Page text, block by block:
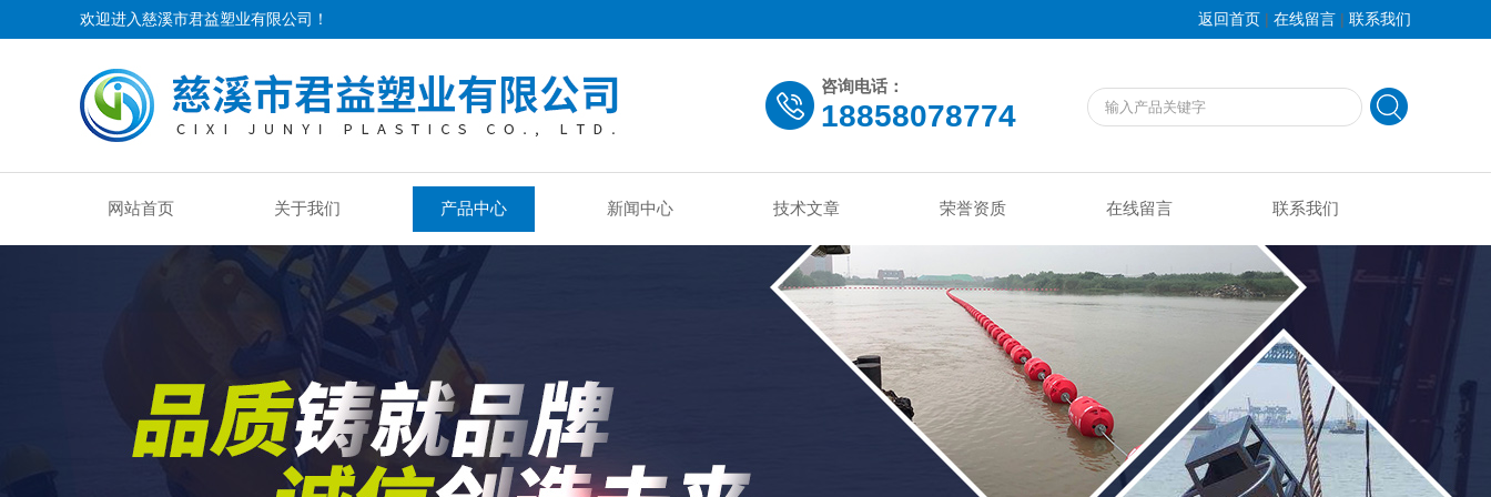
欢迎进入慈溪市君益塑业有限公司！ 返回首页 | 在线留言 | 联系我们
咨询电话：
18858078774
网站首页 关于我们 产品中心 新闻中心 技术文章 荣誉资质 在线留言 联系我们